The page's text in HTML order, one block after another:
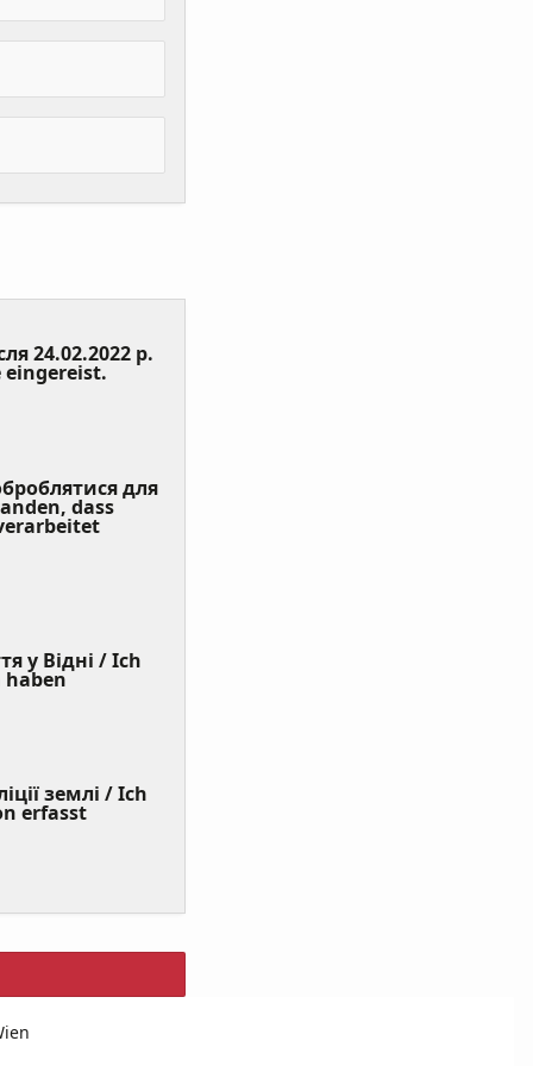
24.02.2022 р.
eingereist. (Value
для
dass
у Відні / Ich
(Value
землі / Ich
erfasst